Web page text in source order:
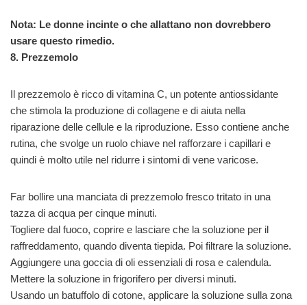
Nota: Le donne incinte o che allattano non dovrebbero
usare questo rimedio.
8. Prezzemolo
Il prezzemolo è ricco di vitamina C, un potente antiossidante
che stimola la produzione di collagene e di aiuta nella
riparazione delle cellule e la riproduzione. Esso contiene anche
rutina, che svolge un ruolo chiave nel rafforzare i capillari e
quindi è molto utile nel ridurre i sintomi di vene varicose.
Far bollire una manciata di prezzemolo fresco tritato in una
tazza di acqua per cinque minuti.
Togliere dal fuoco, coprire e lasciare che la soluzione per il
raffreddamento, quando diventa tiepida. Poi filtrare la soluzione.
Aggiungere una goccia di oli essenziali di rosa e calendula.
Mettere la soluzione in frigorifero per diversi minuti.
Usando un batuffolo di cotone, applicare la soluzione sulla zona